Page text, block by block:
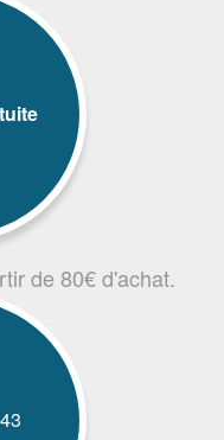
de 80€ d'achat.